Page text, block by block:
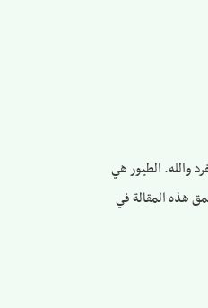
والله. الطيور هي
هذه المقالة في